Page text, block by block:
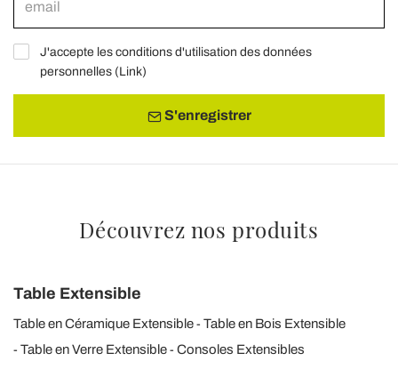
J'accepte les conditions d'utilisation des données
personnelles (Link)
S'enregistrer
Découvrez nos produits
Table Extensible
Table en Céramique Extensible
Table en Bois Extensible
Table en Verre Extensible
Consoles Extensibles